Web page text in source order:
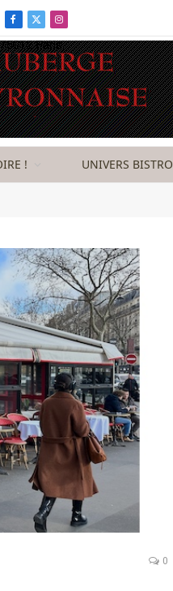
Facebook
X
(Twitter)
Instagram
! UNIVERS BISTRO
0